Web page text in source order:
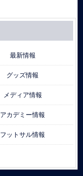
最新情報
グッズ情報
メディア情報
アカデミー情報
フットサル情報